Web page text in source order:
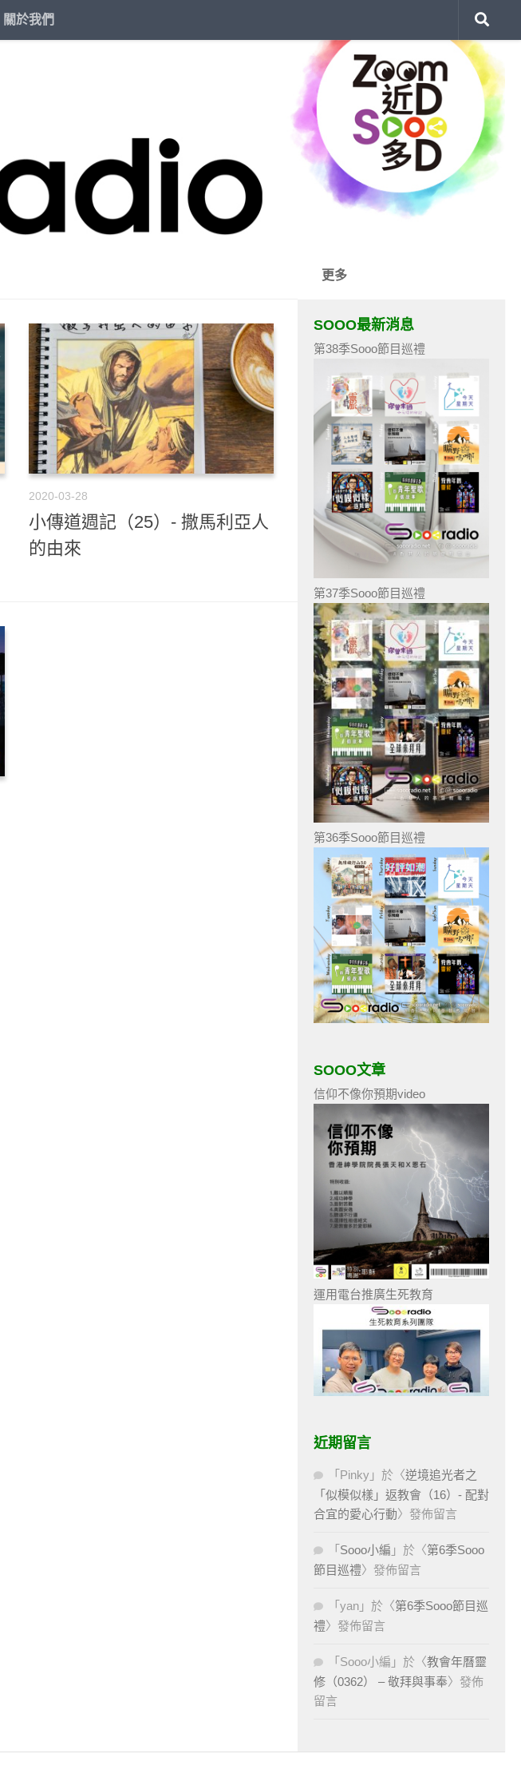
關於我們
2020-03-28
小傳道週記（25）- 撒馬利亞人
的由來
更多
SOOO最新消息
第38季Sooo節目巡禮
第37季Sooo節目巡禮
第36季Sooo節目巡禮
SOOO文章
信仰不像你預期video
運用電台推廣生死教育
近期留言
「 Pinky 」於〈逆境追光者之
「似模似樣」返教會（16）- 配對
合宜的愛心行動〉發佈留言
「 Sooo小編 」於〈第6季Sooo
節目巡禮〉發佈留言
「 yan 」於〈第6季Sooo節目巡
禮〉發佈留言
「 Sooo小編 」於〈教會年曆靈
修（0362） – 敬拜與事奉〉發佈
留言